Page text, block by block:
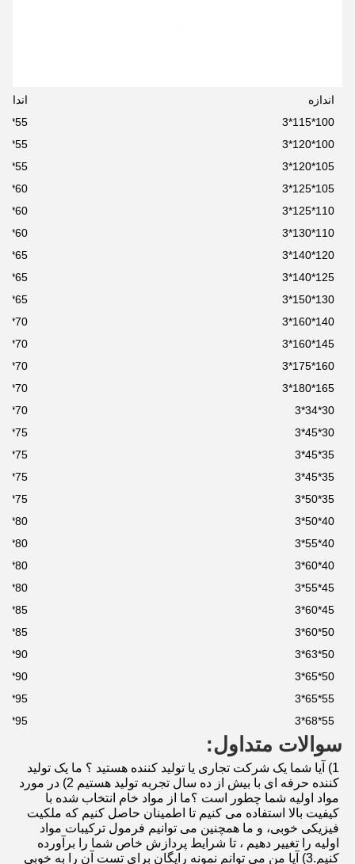
اندازه
اندازه
100*115*3
55*70*3
100*120*3
55*70*3
105*120*3
55*75*3
105*125*3
60*70*3
110*125*3
60*73*3
110*130*3
60*75*3
120*140*3
65*75*3
125*140*3
65*78*3
130*150*3
65*80*3
140*160*3
70*80*3
145*160*3
70*83*3
160*175*3
70*85*3
165*180*3
70*85*3
30*34*3
70*90*3
30*45*3
75*85*3
35*45*3
75*88*3
35*45*3
75*90*3
35*50*3
75*95*3
40*50*3
80*100*3
40*55*3
80*90*3
40*60*3
80*93*3
45*55*3
80*95*3
45*60*3
85*100*3
50*60*3
85*105*3
50*63*3
90*105*3
50*65*3
90*110*3
55*65*3
95*110*3
55*68*3
95*115*3
سوالات متداول: